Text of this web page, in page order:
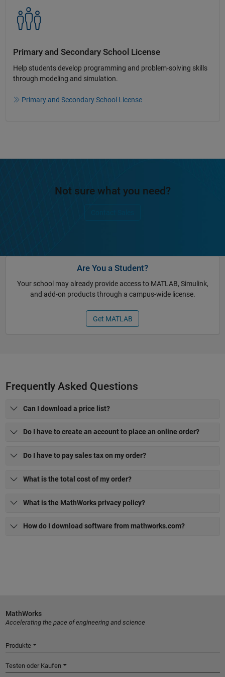
Primary and Secondary School License​
Help students develop programming and problem-solving skills
through modeling and simulation.​​
Primary and Secondary School License
Not sure what you need?
Are You a Student?
Your school may already provide access to MATLAB, Simulink,
and add-on products through a campus-wide license.
Get MATLAB
Frequently Asked Questions
Can I download a price list?
Do I have to create an account to place an online order?
Do I have to pay sales tax on my order?
What is the total cost of my order?
What is the MathWorks privacy policy?
How do I download software from mathworks.com?
MathWorks
Accelerating the pace of engineering and science
Produkte
Testen oder Kaufen